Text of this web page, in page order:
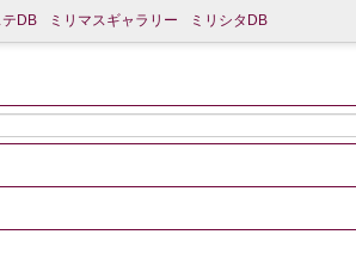
DB ミリマスギャラリー ミリシタDB